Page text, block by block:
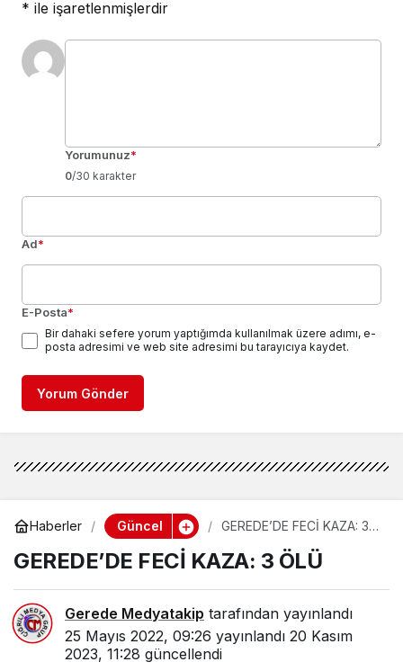
* ile işaretlenmişlerdir
Yorumunuz*
0/30 karakter
Ad*
E-Posta*
Bir dahaki sefere yorum yaptığımda kullanılmak üzere adımı, e-
posta adresimi ve web site adresimi bu tarayıcıya kaydet.
Yorum Gönder
Haberler Güncel
GEREDE’DE FECİ KAZA: 3
GEREDE’DE FECİ KAZA: 3 ÖLÜ
Gerede Medyatakip tarafından yayınlandı
25 Mayıs 2022, 09:26 yayınlandı 20 Kasım
2023, 11:28 güncellendi